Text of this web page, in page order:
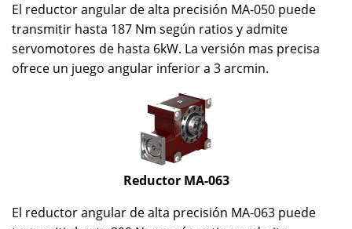
El reductor angular de alta precisión MA-050 puede
transmitir hasta 187 Nm según ratios y admite
servomotores de hasta 6kW. La versión mas precisa
ofrece un juego angular inferior a 3 arcmin.
Reductor MA-063
El reductor angular de alta precisión MA-063 puede